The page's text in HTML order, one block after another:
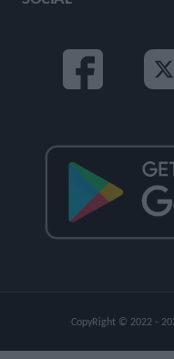
CopyRight © 2022 -